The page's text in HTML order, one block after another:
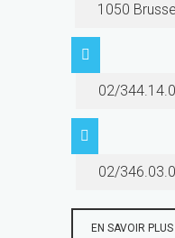
1050
02/
02/
EN SAVOIR PLUS